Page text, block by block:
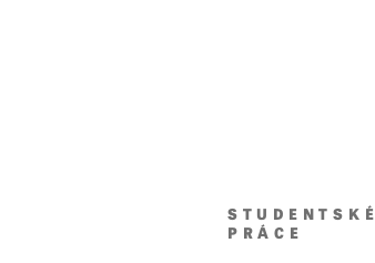
STUDENTSKÉ
PRÁCE